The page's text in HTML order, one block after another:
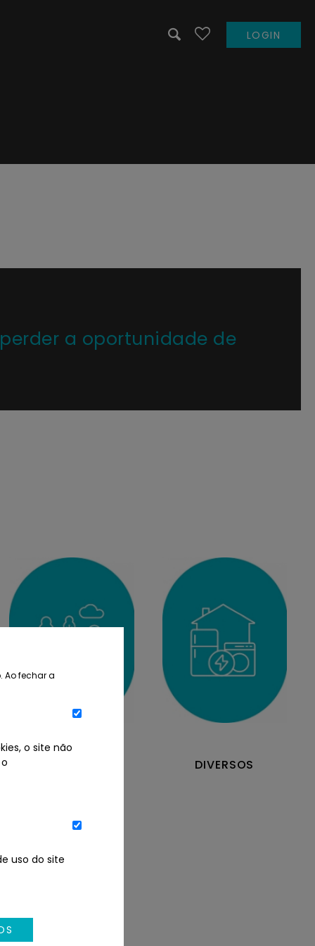
Ao fechar a
o site não
uso do site
LOGIN
a oportunidade de
DIVERSOS